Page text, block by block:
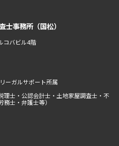
士事務所（国松）
コバビル4階
ーガルサポート所属
理士・公認会計士・土地家屋調査士・不
士・弁護士等）